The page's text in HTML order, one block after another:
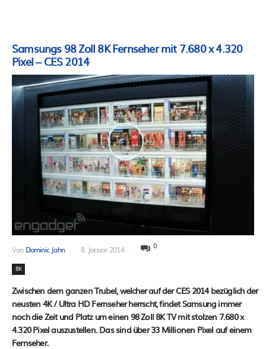
Samsungs 98 Zoll 8K Fernseher mit 7.680 x 4.320
Pixel – CES 2014
Von Dominic Jahn 8. Januar 2014 0
8K
Zwischen dem ganzen Trubel, welcher auf der CES 2014 bezüglich der
neusten 4K / Ultra HD Fernseher herrscht, findet Samsung immer
noch die Zeit und Platz um einen 98 Zoll 8K TV mit stolzen 7.680 x
4.320 Pixel auszustellen. Das sind über 33 Millionen Pixel auf einem
Fernseher.